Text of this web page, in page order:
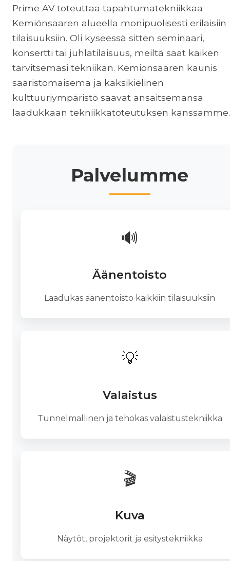
Prime AV toteuttaa tapahtumatekniikkaa
Kemiönsaaren alueella monipuolisesti erilaisiin
tilaisuuksiin. Oli kyseessä sitten seminaari,
konsertti tai juhlatilaisuus, meiltä saat kaiken
tarvitsemasi tekniikan. Kemiönsaaren kaunis
saaristomaisema ja kaksikielinen
kulttuuriympäristö saavat ansaitsemansa
laadukkaan tekniikkatoteutuksen kanssamme.
Palvelumme
🔊
Äänentoisto
Laadukas äänentoisto kaikkiin tilaisuuksiin
💡
Valaistus
Tunnelmallinen ja tehokas valaistustekniikka
🎬
Kuva
Näytöt, projektorit ja esitystekniikka